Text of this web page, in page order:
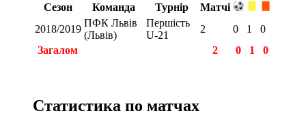
Сезон Команда Турнір
Матчі
2018/2019
ПФК Львів
(Львів)
Першість
U-21
2 0 1
0
Загалом
2 0 1 0
Статистика по матчах